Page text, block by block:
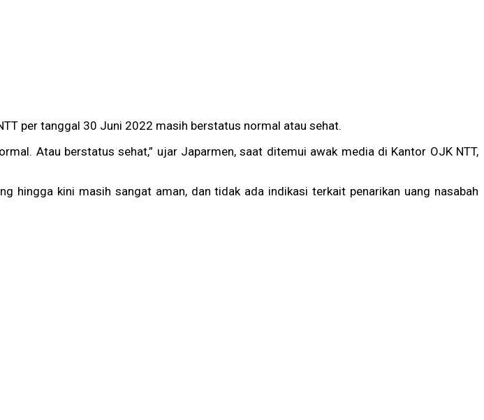
per tanggal 30 Juni 2022 masih berstatus normal atau sehat.
Atau berstatus sehat,” ujar Japarmen, saat ditemui awak media di Kantor OJK NTT,
hingga kini masih sangat aman, dan tidak ada indikasi terkait penarikan uang nasabah